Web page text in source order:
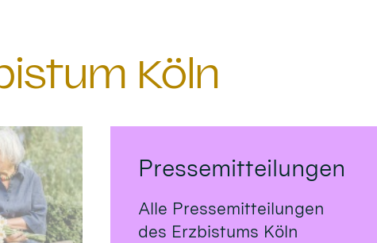
Köln
Pressemitteilungen
Alle Pressemitteilungen
des Erzbistums Köln